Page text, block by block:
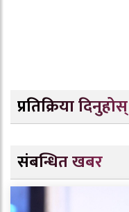
प्रतिक्रिया
संबन्धित खबर